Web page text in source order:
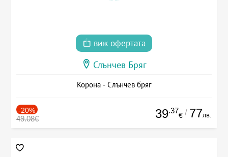
виж офертата
Слънчев Бряг
Корона - Слънчев бряг
-20%
49.08€ 39.37
€ / 77лв.